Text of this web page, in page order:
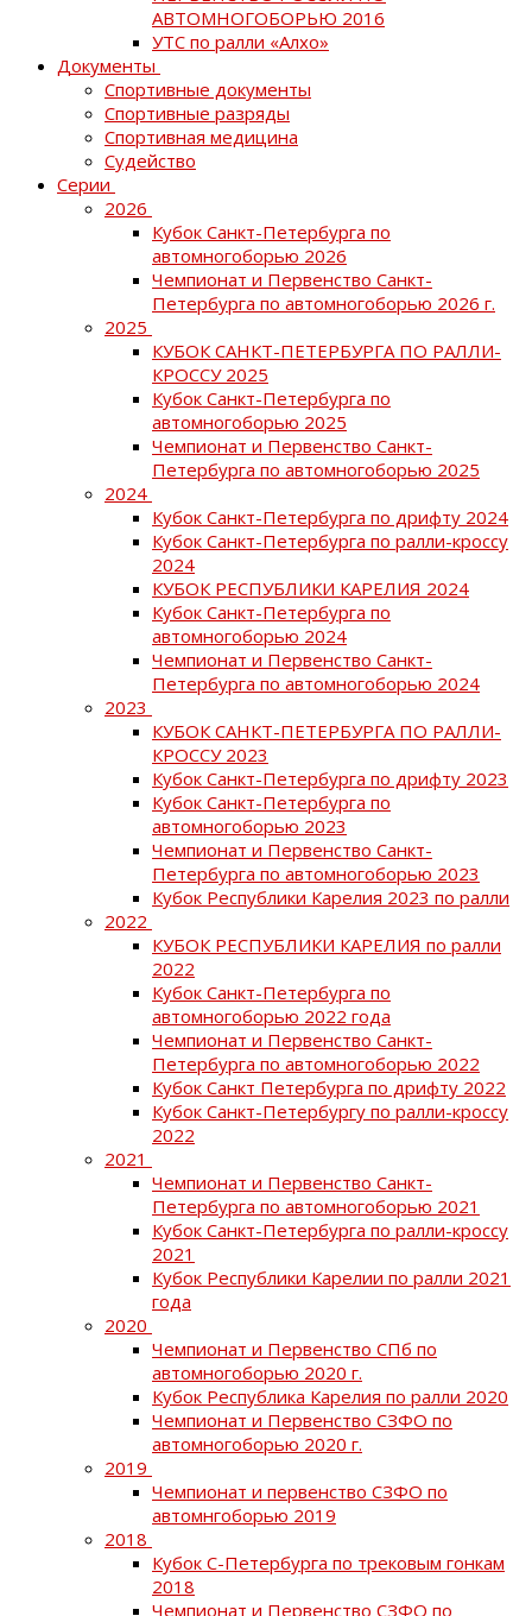
АВТОМНОГОБОРЬЮ 2016
УТС по ралли «Алхо»
Документы
Спортивные документы
Спортивные разряды
Спортивная медицина
Судейство
Серии
2026
Кубок Санкт-Петербурга по
автомногоборью 2026
Чемпионат и Первенство Санкт-
Петербурга по автомногоборью 2026 г.
2025
КУБОК САНКТ-ПЕТЕРБУРГА ПО РАЛЛИ-
КРОССУ 2025
Кубок Санкт-Петербурга по
автомногоборью 2025
Чемпионат и Первенство Санкт-
Петербурга по автомногоборью 2025
2024
Кубок Санкт-Петербурга по дрифту 2024
Кубок Санкт-Петербурга по ралли-кроссу
2024
КУБОК РЕСПУБЛИКИ КАРЕЛИЯ 2024
Кубок Санкт-Петербурга по
автомногоборью 2024
Чемпионат и Первенство Санкт-
Петербурга по автомногоборью 2024
2023
КУБОК САНКТ-ПЕТЕРБУРГА ПО РАЛЛИ-
КРОССУ 2023
Кубок Санкт-Петербурга по дрифту 2023
Кубок Санкт-Петербурга по
автомногоборью 2023
Чемпионат и Первенство Санкт-
Петербурга по автомногоборью 2023
Кубок Республики Карелия 2023 по ралли
2022
КУБОК РЕСПУБЛИКИ КАРЕЛИЯ по ралли
2022
Кубок Санкт-Петербурга по
автомногоборью 2022 года
Чемпионат и Первенство Санкт-
Петербурга по автомногоборью 2022
Кубок Санкт Петербурга по дрифту 2022
Кубок Санкт-Петербургу по ралли-кроссу
2022
2021
Чемпионат и Первенство Санкт-
Петербурга по автомногоборью 2021
Кубок Санкт-Петербурга по ралли-кроссу
2021
Кубок Республики Карелии по ралли 2021
года
2020
Чемпионат и Первенство СПб по
автомногоборью 2020 г.
Кубок Республика Карелия по ралли 2020
Чемпионат и Первенство СЗФО по
автомногоборью 2020 г.
2019
Чемпионат и первенство СЗФО по
автомнгоборью 2019
2018
Кубок С-Петербурга по трековым гонкам
2018
Чемпионат и Первенство СЗФО по